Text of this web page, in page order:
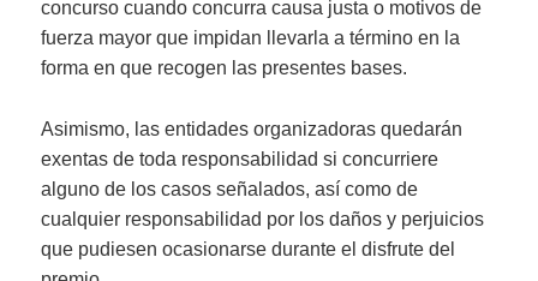
concurso cuando concurra causa justa o motivos de
fuerza mayor que impidan llevarla a término en la
forma en que recogen las presentes bases.
Asimismo, las entidades organizadoras quedarán
exentas de toda responsabilidad si concurriere
alguno de los casos señalados, así como de
cualquier responsabilidad por los daños y perjuicios
que pudiesen ocasionarse durante el disfrute del